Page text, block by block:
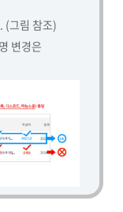
(그림 참조)
변경은